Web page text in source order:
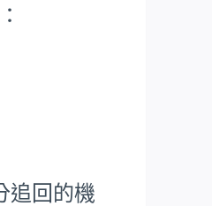
追回的機